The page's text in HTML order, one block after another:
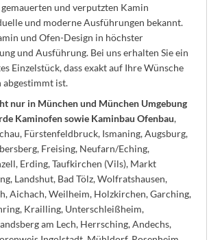
und verputzten Kamin
und moderne Ausführungen bekannt.
und Ofen-Design in höchster
und Ausführung. Bei uns erhalten Sie ein
Einzelstück, dass exakt auf Ihre Wünsche
ist.
nur in München und München Umgebung
Kaminofen sowie Kaminbau Ofenbau,
Fürstenfeldbruck, Ismaning, Augsburg,
Freising, Neufarn/Eching,
Erding, Taufkirchen (Vils), Markt
Landshut, Bad Tölz, Wolfratshausen,
Aichach, Weilheim, Holzkirchen, Garching,
Krailling, Unterschleißheim,
am Lech, Herrsching, Andechs,